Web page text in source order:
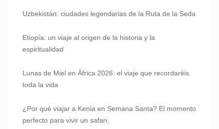
Uzbekistán: ciudades legendarias de la Ruta de la Seda
Etiopía: un viaje al origen de la historia y la
espiritualidad
Lunas de Miel en África 2026: el viaje que recordaréis
toda la vida
¿Por qué viajar a Kenia en Semana Santa? El momento
perfecto para vivir un safari.